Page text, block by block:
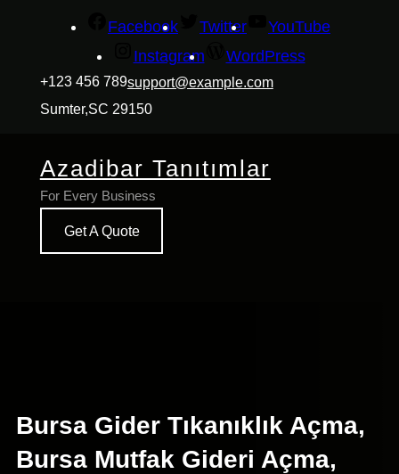
Facebook Twitter
YouTube
Instagram
WordPress
+123 456 789support@example.com
Sumter,SC 29150
Azadibar Tanıtımlar
For Every Business
Get A Quote
Bursa Gider Tıkanıklık Açma,
Bursa Mutfak Gideri Açma,